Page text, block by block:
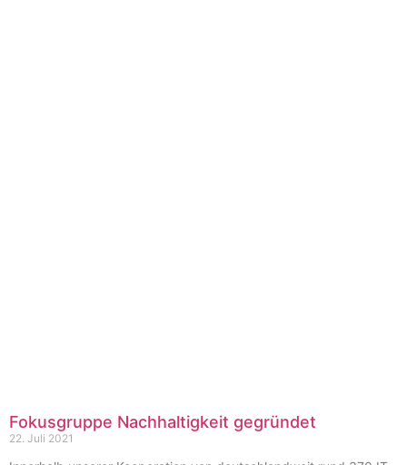
Fokusgruppe Nachhaltigkeit gegründet
22. Juli 2021